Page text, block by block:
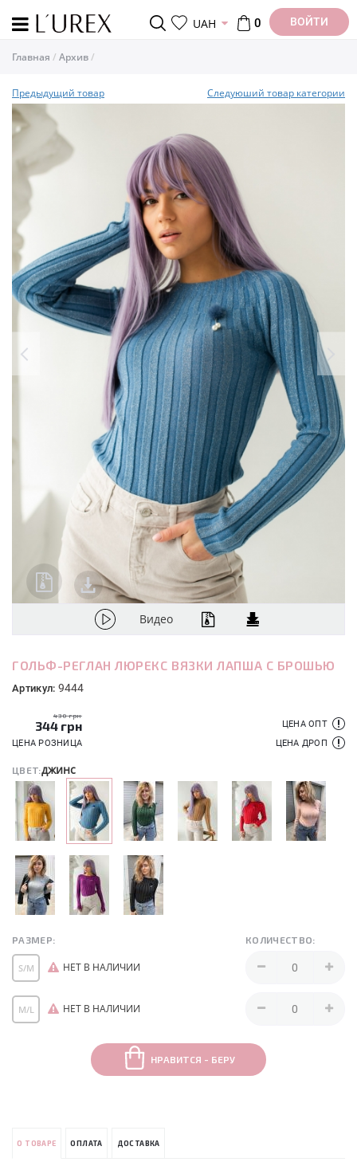
UAH 0 ВОЙТИ
Главная Архив
Предыдущий товар Следуюший товар категории
Видео
ГОЛЬФ-РЕГЛАН ЛЮРЕКС ВЯЗКИ ЛАПША С БРОШЬЮ
Артикул: 9444
430 грн
344 грн
ЦЕНА РОЗНИЦА
ЦЕНА ОПТ
ЦЕНА ДРОП
ЦВЕТ:джинс
РАЗМЕР: КОЛИЧЕСТВО:
S/M НЕТ В НАЛИЧИИ
M/L НЕТ В НАЛИЧИИ
НРАВИТСЯ - БЕРУ
О ТОВАРЕ ОПЛАТА ДОСТАВКА